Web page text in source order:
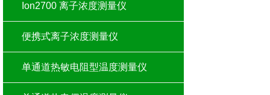
Ion2700 离子浓度测量仪
便携式离子浓度测量仪
单通道热敏电阻型温度测量仪